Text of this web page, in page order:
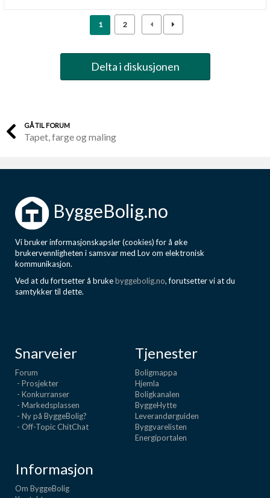
1 2
Delta i diskusjonen
GÅ TIL FORUM
Tapet, farge og maling
ByggeBolig.no
Vi bruker informasjonskapsler (cookies) for å øke
brukervennligheten i samsvar med Lov om elektronisk
kommunikasjon.
Ved at du fortsetter å brukebyggebolig.no, forutsetter vi at du
samtykker til dette.
Snarveier
Forum
- Prosjekter
- Konkurranser
- Markedsplassen
- Ny på ByggeBolig?
- Off-Topic ChitChat
Tjenester
Boligmappa
Hjemla
Boligkanalen
ByggeHytte
Leverandørguiden
Byggvarelisten
Energiportalen
Informasjon
Om ByggeBolig